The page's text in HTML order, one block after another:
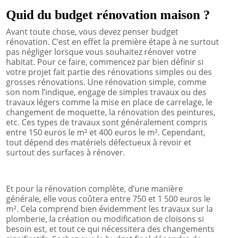
Quid du budget rénovation maison ?
Avant toute chose, vous devez penser budget
rénovation. C’est en effet la première étape à ne surtout
pas négliger lorsque vous souhaitez rénover votre
habitat. Pour ce faire, commencez par bien définir si
votre projet fait partie des rénovations simples ou des
grosses rénovations. Une rénovation simple, comme
son nom l’indique, engage de simples travaux ou des
travaux légers comme la mise en place de carrelage, le
changement de moquette, la rénovation des peintures,
etc. Ces types de travaux sont généralement compris
entre 150 euros le m² et 400 euros le m². Cependant,
tout dépend des matériels défectueux à revoir et
surtout des surfaces à rénover.
Et pour la rénovation complète, d’une manière
générale, elle vous coûtera entre 750 et 1 500 euros le
m². Cela comprend bien évidemment les travaux sur la
plomberie, la création ou modification de cloisons si
besoin est, et tout ce qui nécessitera des changements